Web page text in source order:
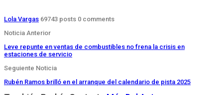
Lola Vargas 69743 posts 0 comments
Noticia Anterior
Leve repunte en ventas de combustibles no frena la crisis en
estaciones de servicio
Seguiente Noticia
Rubén Ramos brilló en el arranque del calendario de pista 2025